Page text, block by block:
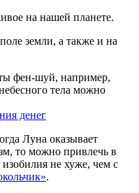
на нашей планете.
земли, а также и на
фен-шуй, например,
тела можно
Луна оказывает
то можно привлечь в
не хуже, чем с
.